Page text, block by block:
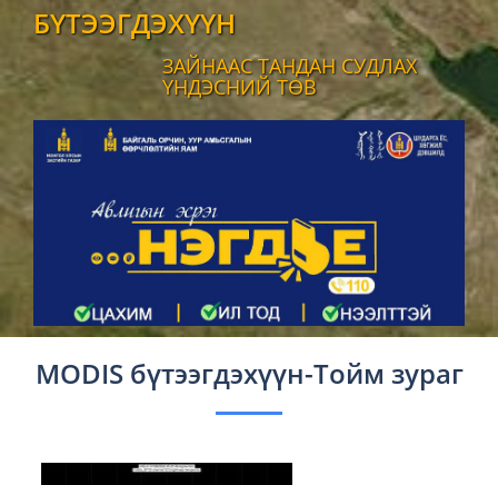
БҮТЭЭГДЭХҮҮН
ЗАЙНААС ТАНДАН СУДЛАХ
ҮНДЭСНИЙ ТӨВ
MODIS бүтээгдэхүүн-Тойм зураг